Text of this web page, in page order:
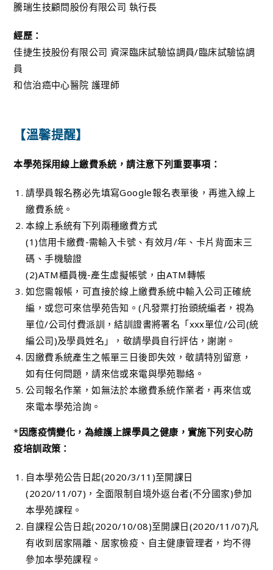
騰瑞生技顧問股份有限公司 執行長
經歷：
佳捷生技股份有限公司 資深臨床試驗協調員/臨床試驗協調
員
和信治癌中心醫院 護理師
【溫馨提醒】
本學苑採用線上繳費系統，請注意下列重要事項：
請學員報名務必先填寫Google報名表單後，再進入線上
繳費系統。
本線上系統有下列兩種繳費方式
(1)信用卡繳費-需輸入卡號、有效月/年、卡片背面末三
碼、手機驗證
(2)ATM櫃員機-產生虛擬帳號，由ATM轉帳
如您需報帳，可直接於線上繳費系統中輸入公司正確統
編，或您可來信學苑告知。(凡發票打抬頭統編者，視為
單位/公司付費派訓，結訓證書將署名「xxx單位/公司(統
編公司)及學員姓名」，敬請學員自行評估，謝謝。
因繳費系統產生之帳單三日後即失效，敬請特別留意，
如有任何問題，請來信或來電與學苑聯絡。
公司報名作業，如無法於本繳費系統作業者，再來信或
來電本學苑洽詢。
*因應疫情變化，為維護上課學員之健康，實施下列安心防
疫培訓政策：
自本學苑公告日起(2020/3/11)至開課日
(2020/11/07)，全面限制自境外返台者(不分國家)參加
本學苑課程。
自課程公告日起(2020/10/08)至開課日(2020/11/07)凡
有收到居家隔離、居家檢疫、自主健康管理者，均不得
參加本學苑課程。